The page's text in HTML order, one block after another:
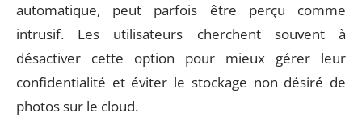
automatique, peut parfois être perçu comme
intrusif. Les utilisateurs cherchent souvent à
désactiver cette option pour mieux gérer leur
confidentialité et éviter le stockage non désiré de
photos sur le cloud.